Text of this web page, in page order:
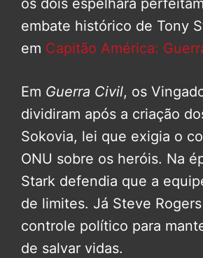
os dois espelhará
embate histórico de Tony
em Capitão América:
Em Guerra Civil, os
dividiram após a criação
Sokovia, lei que exigia o
ONU sobre os heróis. Na
Stark defendia que a
de limites. Já Steve
controle político para
de salvar vidas.